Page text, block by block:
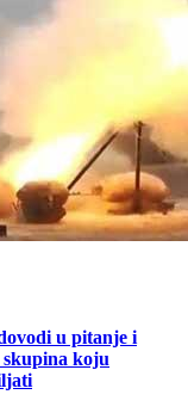
u pitanje i
skupina koju